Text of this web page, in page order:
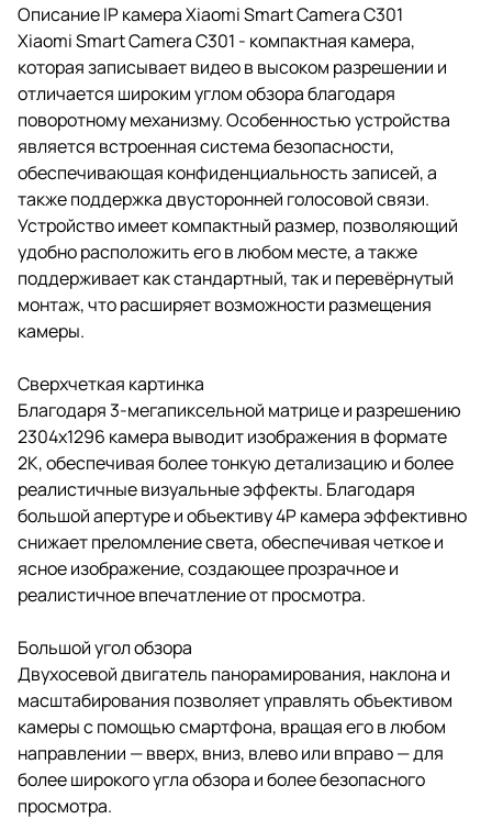
Описание IP камера Xiaomi Smart Camera C301
Xiaomi Smart Camera C301 - компактная камера,
которая записывает видео в высоком разрешении и
отличается широким углом обзора благодаря
поворотному механизму. Особенностью устройства
является встроенная система безопасности,
обеспечивающая конфиденциальность записей, а
также поддержка двусторонней голосовой связи.
Устройство имеет компактный размер, позволяющий
удобно расположить его в любом месте, а также
поддерживает как стандартный, так и перевёрнутый
монтаж, что расширяет возможности размещения
камеры.
Сверхчеткая картинка
Благодаря 3-мегапиксельной матрице и разрешению
2304x1296 камера выводит изображения в формате
2K, обеспечивая более тонкую детализацию и более
реалистичные визуальные эффекты. Благодаря
большой апертуре и объективу 4P камера эффективно
снижает преломление света, обеспечивая четкое и
ясное изображение, создающее прозрачное и
реалистичное впечатление от просмотра.
Большой угол обзора
Двухосевой двигатель панорамирования, наклона и
масштабирования позволяет управлять объективом
камеры с помощью смартфона, вращая его в любом
направлении — вверх, вниз, влево или вправо — для
более широкого угла обзора и более безопасного
просмотра.